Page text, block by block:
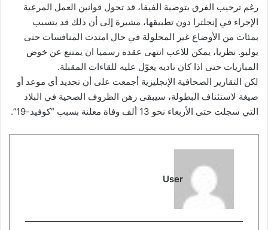
رغم ترحيب الفرق بتوصية الفيفا، قد تحول قوانين العمل المرعية
الإجراء في إنجلترا دون تطبيقها، مشيرة إلى أن ذلك قد يتسبب
بمئات من الأوضاع غير المحلولة في حال امتدت المنافسات حتى
يوليو. نظريا، يمكن للاعب انتهى عقده رسميا ان يمتنع عن خوض
المباريات حتى اذا كان ناديه يعوّل عليه للقاءات المقبلة.
لكن التقارير الصحافية الإنجليزية أجمعت على أن تحديد أي موعد أو
صيغة لاستئناف البطولة، سيبقى رهن الظروف الصحية في البلاد
التي سجلت حتى الأربعاء نحو 13 ألف وفاة معلنة بسبب “كوفيد-19”.
User